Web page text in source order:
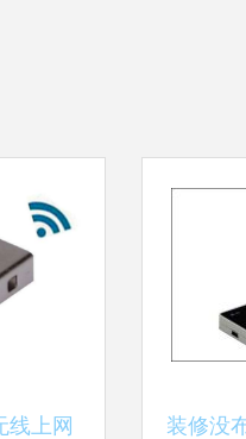
线上网 装修没